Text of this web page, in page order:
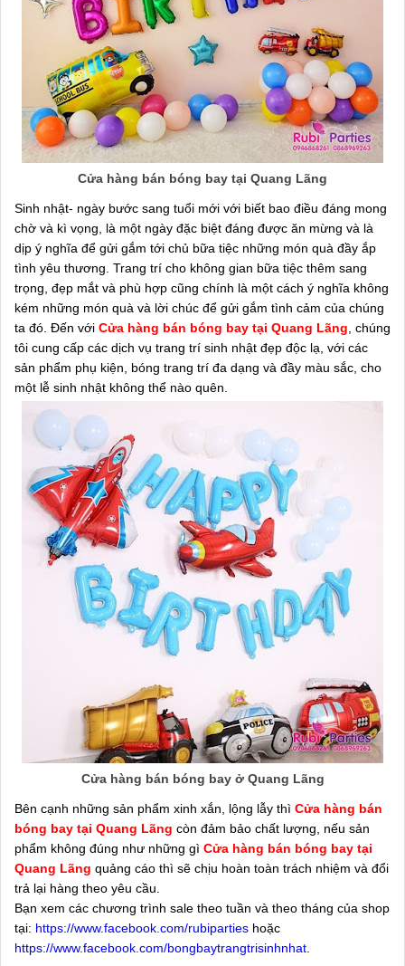
Cửa hàng bán bóng bay tại Quang Lãng
Sinh nhật- ngày bước sang tuổi mới với biết bao điều đáng mong
chờ và kì vọng, là một ngày đặc biệt đáng được ăn mừng và là
dịp ý nghĩa để gửi gắm tới chủ bữa tiệc những món quà đầy ắp
tình yêu thương. Trang trí cho không gian bữa tiệc thêm sang
trọng, đẹp mắt và phù hợp cũng chính là một cách ý nghĩa không
kém những món quà và lời chúc để gửi gắm tình cảm của chúng
ta đó. Đến với Cửa hàng bán bóng bay tại Quang Lãng , chúng
tôi cung cấp các dịch vụ trang trí sinh nhật đẹp độc lạ, với các
sản phẩm phụ kiện, bóng trang trí đa dạng và đầy màu sắc, cho
một lễ sinh nhật không thể nào quên.
Cửa hàng bán bóng bay ở Quang Lãng
Bên cạnh những sản phẩm xinh xắn, lộng lẫy thì Cửa hàng bán
bóng bay tại Quang Lãng còn đảm bảo chất lượng, nếu sản
phẩm không đúng như những gì Cửa hàng bán bóng bay tại
Quang Lãng quảng cáo thì sẽ chịu hoàn toàn trách nhiệm và đổi
trả lại hàng theo yêu cầu.
Bạn xem các chương trình sale theo tuần và theo tháng của shop
tại: https://www.facebook.com/rubiparties hoặc
https://www.facebook.com/bongbaytrangtrisinhnhat